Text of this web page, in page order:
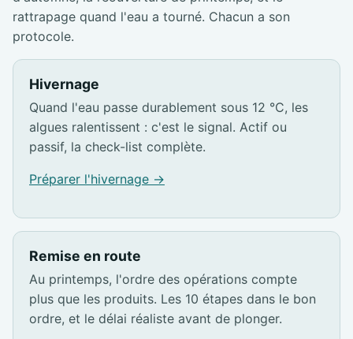
rattrapage quand l'eau a tourné. Chacun a son
protocole.
Hivernage
Quand l'eau passe durablement sous 12 °C, les
algues ralentissent : c'est le signal. Actif ou
passif, la check-list complète.
Préparer l'hivernage →
Remise en route
Au printemps, l'ordre des opérations compte
plus que les produits. Les 10 étapes dans le bon
ordre, et le délai réaliste avant de plonger.